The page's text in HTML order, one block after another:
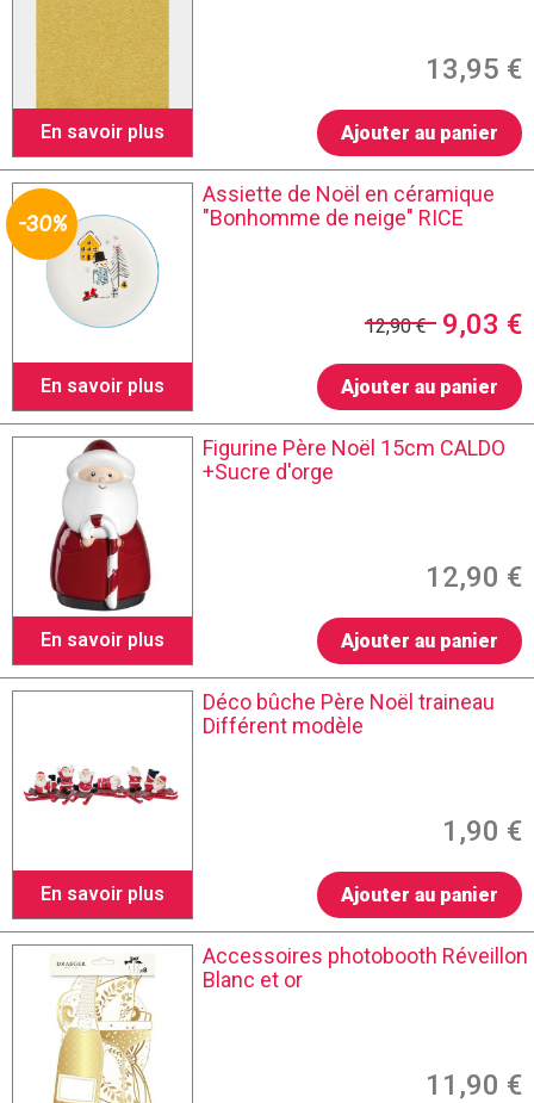
En savoir plus
13,95 €
Ajouter au panier
-30%
En savoir plus
Assiette de Noël en céramique
"Bonhomme de neige" RICE
12,90 € 9,03 €
Ajouter au panier
En savoir plus
Figurine Père Noël 15cm CALDO
+Sucre d'orge
12,90 €
Ajouter au panier
En savoir plus
Déco bûche Père Noël traineau
Différent modèle
1,90 €
Ajouter au panier
Accessoires photobooth Réveillon
Blanc et or
11,90 €